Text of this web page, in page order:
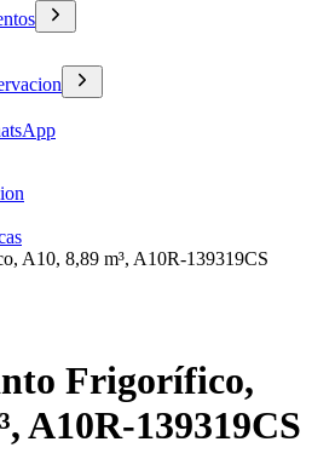
A10, 8,89 m³, A10R-139319CS
Frigorífico,
A10R-139319CS